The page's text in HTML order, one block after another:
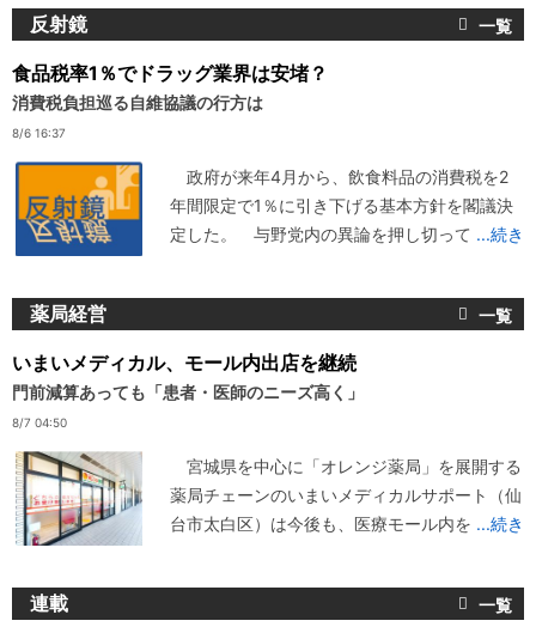
反射鏡
食品税率1％でドラッグ業界は安堵？
消費税負担巡る自維協議の行方は
8/6 16:37
政府が来年4月から、飲食料品の消費税を2
年間限定で1％に引き下げる基本方針を閣議決
定した。 与野党内の異論を押し切って ...続き
薬局経営
いまいメディカル、モール内出店を継続
門前減算あっても「患者・医師のニーズ高く」
8/7 04:50
宮城県を中心に「オレンジ薬局」を展開する
薬局チェーンのいまいメディカルサポート（仙
台市太白区）は今後も、医療モール内を ...続き
連載